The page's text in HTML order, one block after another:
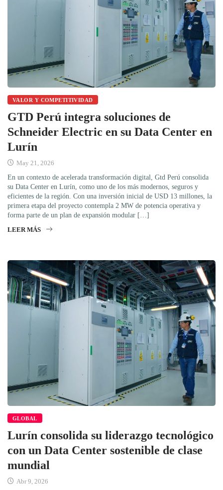
VALOR Y COMPETITIVIDAD
GTD Perú integra soluciones de
Schneider Electric en su Data Center en
Lurín
May 21, 2026
En un contexto de acelerada transformación digital, Gtd Perú consolida
su Data Center en Lurín, como uno de los más modernos, seguros y
eficientes de la región. Con una inversión inicial de USD 13 millones, la
primera etapa del proyecto contempla 2 MW de potencia operativa y
forma parte de un plan de expansión modular […]
LEER MÁS
GLOBAL
Lurín consolida su liderazgo tecnológico
con un Data Center sostenible de clase
mundial
Abr 9, 2026